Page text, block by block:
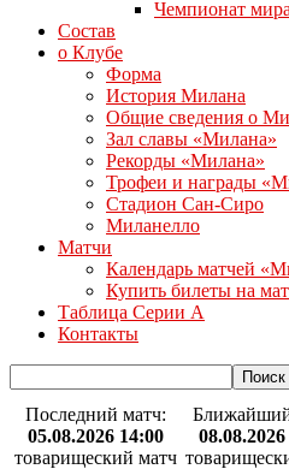
Чемпионат
Состав
о Клубе
Форма
История Милана
Общие сведения о
Зал славы «Милана»
Рекорды «Милана»
Трофеи и награды
Стадион Сан-Сиро
Миланелло
Матчи
Календарь матчей
Купить билеты на
Таблица Серии А
Контакты
Последний матч:
05.08.2026 14:00
товарищеский матч